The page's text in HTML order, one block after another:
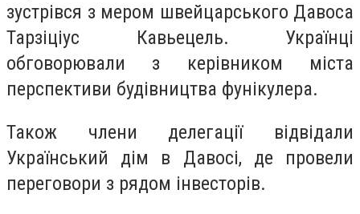
зустрівся з мером швейцарського Давоса
Тарзіціус Кавьецель. Українці
обговорювали з керівником міста
перспективи будівництва фунікулера.
Також члени делегації відвідали
Український дім в Давосі, де провели
переговори з рядом інвесторів.